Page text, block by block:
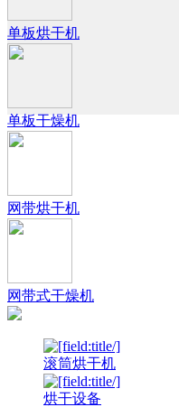
单板烘干机
单板干燥机
网带烘干机
网带式干燥机
滚筒烘干机
烘干设备